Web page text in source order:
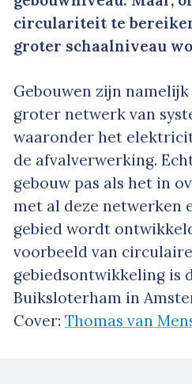
circulariteit te
groter schaalniveau
Gebouwen zijn
groter netwerk van
waaronder het
de afvalverwerking.
gebouw pas als het in
met al deze netwerken
gebied wordt
voorbeeld van circulaire
gebiedsontwikkeling is
Buiksloterham in
Cover: Thomas van